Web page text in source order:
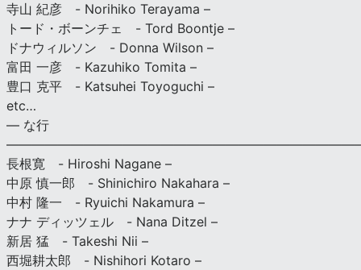
寺山 紀彦 - Norihiko Terayama –
トード・ボーンチェ - Tord Boontje –
ドナウィルソン - Donna Wilson –
富田 一彦 - Kazuhiko Tomita –
豊口 克平 - Katsuhei Toyoguchi –
etc…
— な行
長根寛 - Hiroshi Nagane –
中原 慎一郎 - Shinichiro Nakahara –
中村 隆一 - Ryuichi Nakamura –
ナナ ディッツェル - Nana Ditzel –
新居 猛 - Takeshi Nii –
西堀耕太郎 - Nishihori Kotaro –